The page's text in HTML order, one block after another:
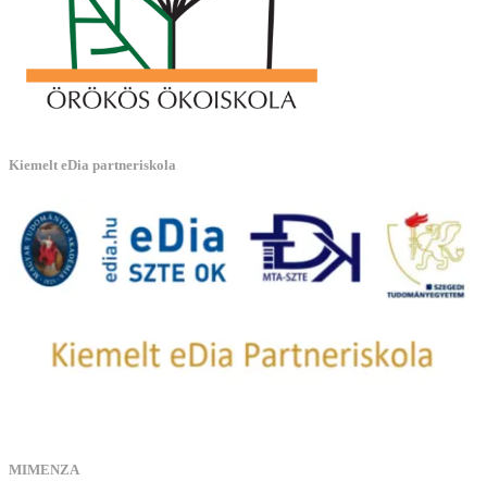
Kiemelt eDia partneriskola
MIMENZA